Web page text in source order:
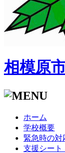
相模原
ホーム
学校概要
緊急時の対
支援シート